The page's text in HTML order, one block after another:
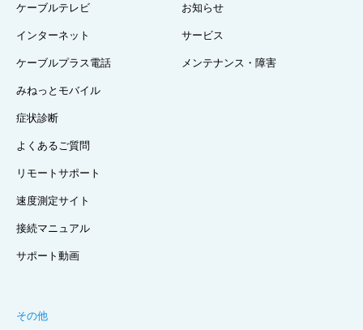
ケーブルテレビ
インターネット
ケーブルプラス電話
みねっとモバイル
症状診断
よくあるご質問
リモートサポート
速度測定サイト
接続マニュアル
サポート動画
お知らせ
サービス
メンテナンス・障害
その他